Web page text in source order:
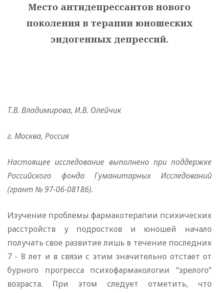
Место антидепрессантов нового
поколения в терапии юношеских
эндогенных депрессий.
Т.В. Владимирова, И.В. Олейчик
г. Москва, Россия
Настоящее исследование выполнено при поддержке
Российского фонда Гуманитарных Исследований
(грант № 97-06-08186).
Изучение проблемы фармакотерапии психических
расстройств у подростков и юношей начало
получать свое развитие лишь в течение последних
7 - 8 лет и в связи с этим значительно отстает от
бурного прогресса психофармакологии “зрелого”
возраста. При этом следует отметить, что